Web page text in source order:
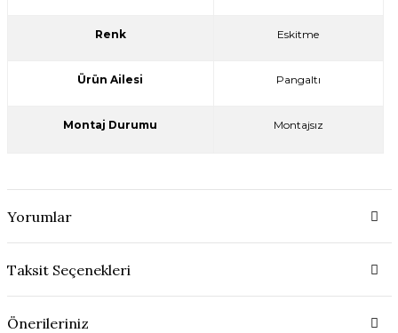
Renk Eskitme
Ürün Ailesi Pangaltı
Montaj Durumu Montajsız
Yorumlar
Taksit Seçenekleri
Önerileriniz